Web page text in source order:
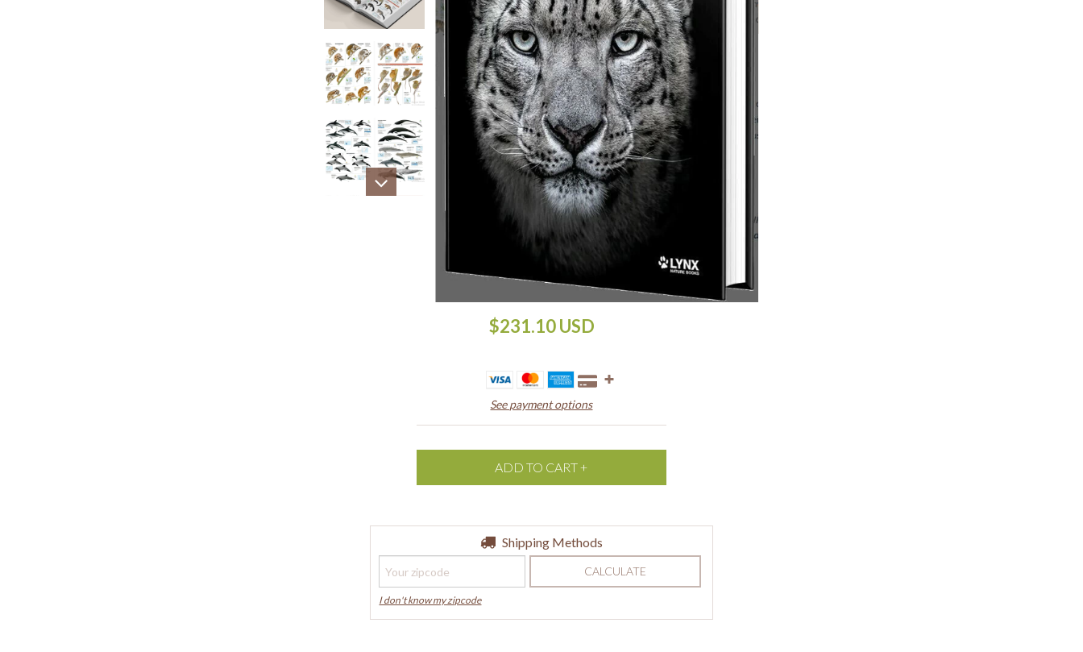
$231.10 USD
See payment options
Shipping for zipcode: Shipping Methods
CALCULATE
I don't know my zipcode